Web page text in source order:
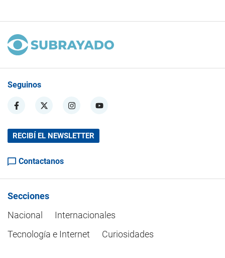
Seguinos
RECIBÍ EL NEWSLETTER
Contactanos
Secciones
Nacional
Internacionales
Tecnología e Internet
Curiosidades